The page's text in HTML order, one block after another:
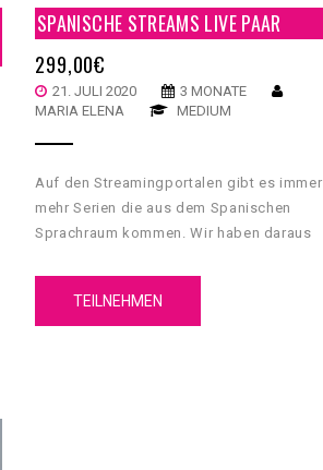
SPANISCHE STREAMS LIVE PAAR
299,00€
21. JULI 2020
3 MONATE
MARIA ELENA
MEDIUM
Auf den Streamingportalen gibt es immer
mehr Serien die aus dem Spanischen
Sprachraum kommen. Wir haben daraus
kannst.TEILNEHMEN